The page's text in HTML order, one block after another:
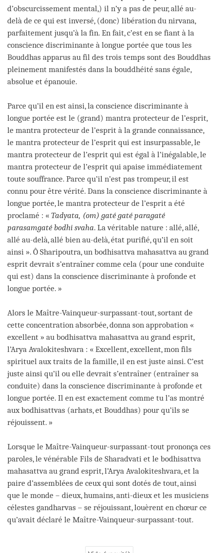
d’obscurcissement mental,) il n’y a pas de peur, allé au-
delà de ce qui est inversé, (donc) libération du nirvana,
parfaitement jusqu’à la fin. En fait, c’est en se fiant à la
conscience discriminante à longue portée que tous les
Bouddhas apparus au fil des trois temps sont des Bouddhas
pleinement manifestés dans la bouddhéité sans égale,
absolue et épanouie.
Parce qu’il en est ainsi, la conscience discriminante à
longue portée est le (grand) mantra protecteur de l’esprit,
le mantra protecteur de l’esprit à la grande connaissance,
le mantra protecteur de l’esprit qui est insurpassable, le
mantra protecteur de l’esprit qui est égal à l’inégalable, le
mantra protecteur de l’esprit qui apaise immédiatement
toute souffrance. Parce qu’il n’est pas trompeur, il est
connu pour être vérité. Dans la conscience discriminante à
longue portée, le mantra protecteur de l’esprit a été
proclamé : « Tadyata, (om) gaté gaté paragaté
parasamgaté bodhi svaha. La véritable nature : allé, allé,
allé au-delà, allé bien au-delà, état purifié, qu’il en soit
ainsi ». Ô Sharipoutra, un bodhisattva mahasattva au grand
esprit devrait s’entraîner comme cela (pour une conduite
qui est) dans la conscience discriminante à profonde et
longue portée. »
Alors le Maître-Vainqueur-surpassant-tout, sortant de
cette concentration absorbée, donna son approbation «
excellent » au bodhisattva mahasattva au grand esprit,
l’Arya Avalokiteshvara : « Excellent, excellent, mon fils
spirituel aux traits de la famille, il en est juste ainsi. C’est
juste ainsi qu’il ou elle devrait s’entraîner (entraîner sa
conduite) dans la conscience discriminante à profonde et
longue portée. Il en est exactement comme tu l’as montré
aux bodhisattvas (arhats, et Bouddhas) pour qu’ils se
réjouissent. »
Lorsque le Maître-Vainqueur-surpassant-tout prononça ces
paroles, le vénérable Fils de Sharadvati et le bodhisattva
mahasattva au grand esprit, l’Arya Avalokiteshvara, et la
paire d’assemblées de ceux qui sont dotés de tout, ainsi
que le monde – dieux, humains, anti-dieux et les musiciens
célestes gandharvas – se réjouissant, louèrent en chœur ce
qu’avait déclaré le Maître-Vainqueur-surpassant-tout.